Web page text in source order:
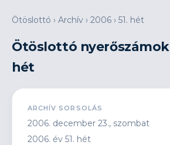
Ötöslottó › Archív › 2006 › 51. hét
Ötöslottó nyerőszámok
hét
ARCHÍV SORSOLÁS
2006. december 23., szombat
2006. év 51. hét